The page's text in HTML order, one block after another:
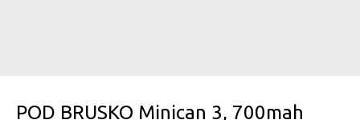
POD BRUSKO Minican 3, 700mah